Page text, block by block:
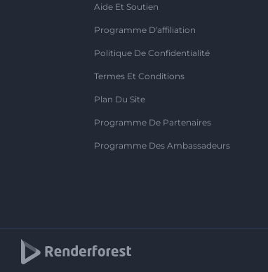
Aide Et Soutien
Programme D'affiliation
Politique De Confidentialité
Termes Et Conditions
Plan Du Site
Programme De Partenaires
Programme Des Ambassadeurs